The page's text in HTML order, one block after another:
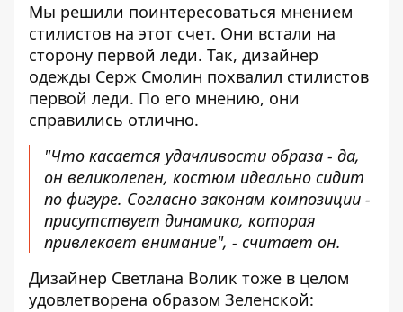
Мы решили поинтересоваться мнением
стилистов на этот счет. Они встали на
сторону первой леди. Так, дизайнер
одежды Серж Смолин похвалил стилистов
первой леди. По его мнению, они
справились отлично.
"Что касается удачливости образа - да,
он великолепен, костюм идеально сидит
по фигуре. Согласно законам композиции -
присутствует динамика, которая
привлекает внимание", - считает он.
Дизайнер Светлана Волик тоже в целом
удовлетворена образом Зеленской: